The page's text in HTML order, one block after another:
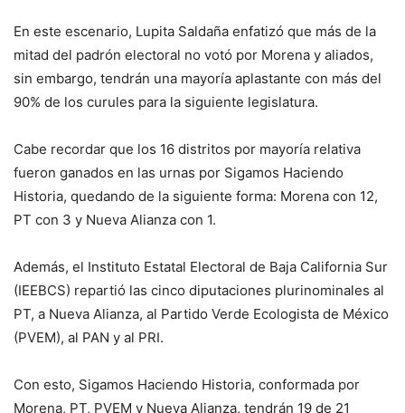
En este escenario, Lupita Saldaña enfatizó que más de la
mitad del padrón electoral no votó por Morena y aliados,
sin embargo, tendrán una mayoría aplastante con más del
90% de los curules para la siguiente legislatura.
Cabe recordar que los 16 distritos por mayoría relativa
fueron ganados en las urnas por Sigamos Haciendo
Historia, quedando de la siguiente forma: Morena con 12,
PT con 3 y Nueva Alianza con 1.
Además, el Instituto Estatal Electoral de Baja California Sur
(IEEBCS) repartió las cinco diputaciones plurinominales al
PT, a Nueva Alianza, al Partido Verde Ecologista de México
(PVEM), al PAN y al PRI.
Con esto, Sigamos Haciendo Historia, conformada por
Morena, PT, PVEM y Nueva Alianza, tendrán 19 de 21